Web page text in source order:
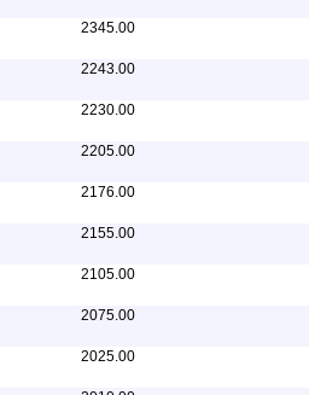
2345.00
2243.00
2230.00
2205.00
2176.00
2155.00
2105.00
2075.00
2025.00